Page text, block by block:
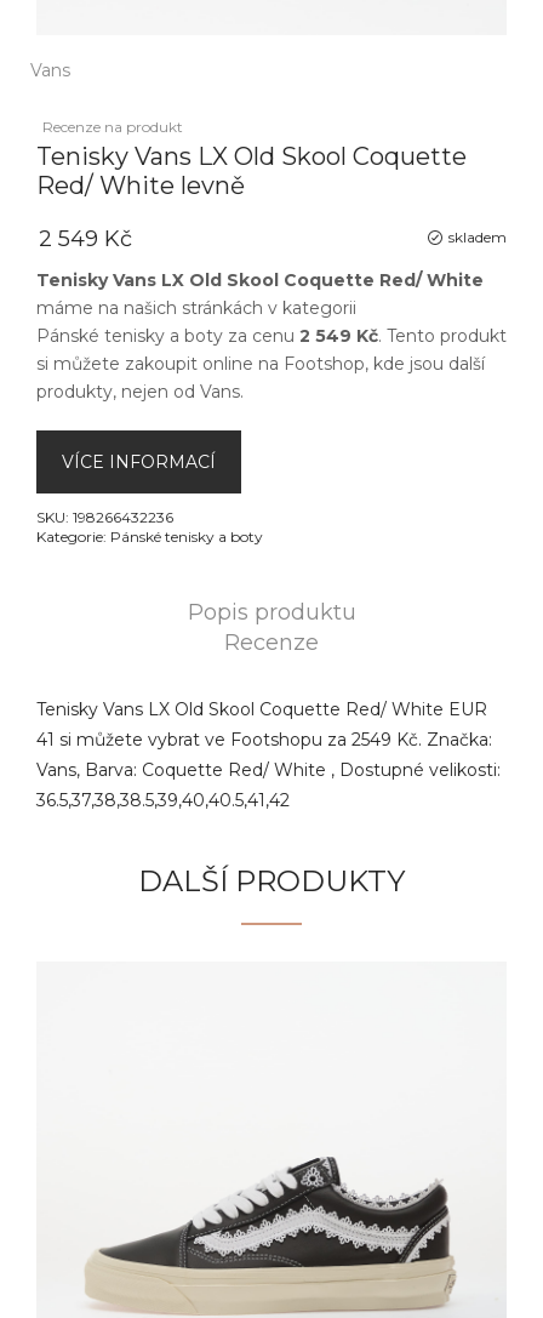
Vans
Recenze na produkt
Tenisky Vans LX Old Skool Coquette
Red/ White levně
skladem
2 549 Kč
Tenisky Vans LX Old Skool Coquette Red/ White
máme na našich stránkách v kategorii
Pánské tenisky a boty za cenu 2 549 Kč. Tento produkt
si můžete zakoupit online na Footshop, kde jsou další
produkty, nejen od Vans.
VÍCE INFORMACÍ
SKU: 198266432236
Kategorie: Pánské tenisky a boty
Popis produktu
Recenze
Tenisky Vans LX Old Skool Coquette Red/ White EUR
41 si můžete vybrat ve Footshopu za 2549 Kč. Značka:
Vans, Barva: Coquette Red/ White , Dostupné velikosti:
36.5,37,38,38.5,39,40,40.5,41,42
DALŠÍ PRODUKTY